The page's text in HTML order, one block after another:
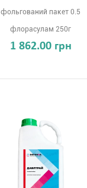
фольгований пакет 0.5
флорасулам 250г
1 862.00 грн